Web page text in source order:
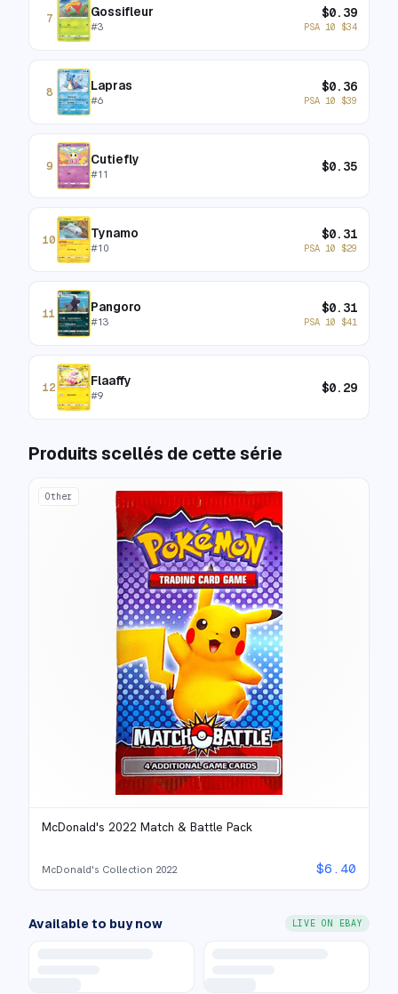
7 Gossifleur
#3
$0.39
PSA 10 $34
8 Lapras
#6
$0.36
PSA 10 $39
9 Cutiefly
#11 $0.35
10 Tynamo
#10
$0.31
PSA 10 $29
11 Pangoro
#13
$0.31
PSA 10 $41
12 Flaaffy
#9 $0.29
Produits scellés de cette série
Other
McDonald's 2022 Match & Battle Pack
McDonald's Collection 2022 $6.40
Available to buy now LIVE ON EBAY